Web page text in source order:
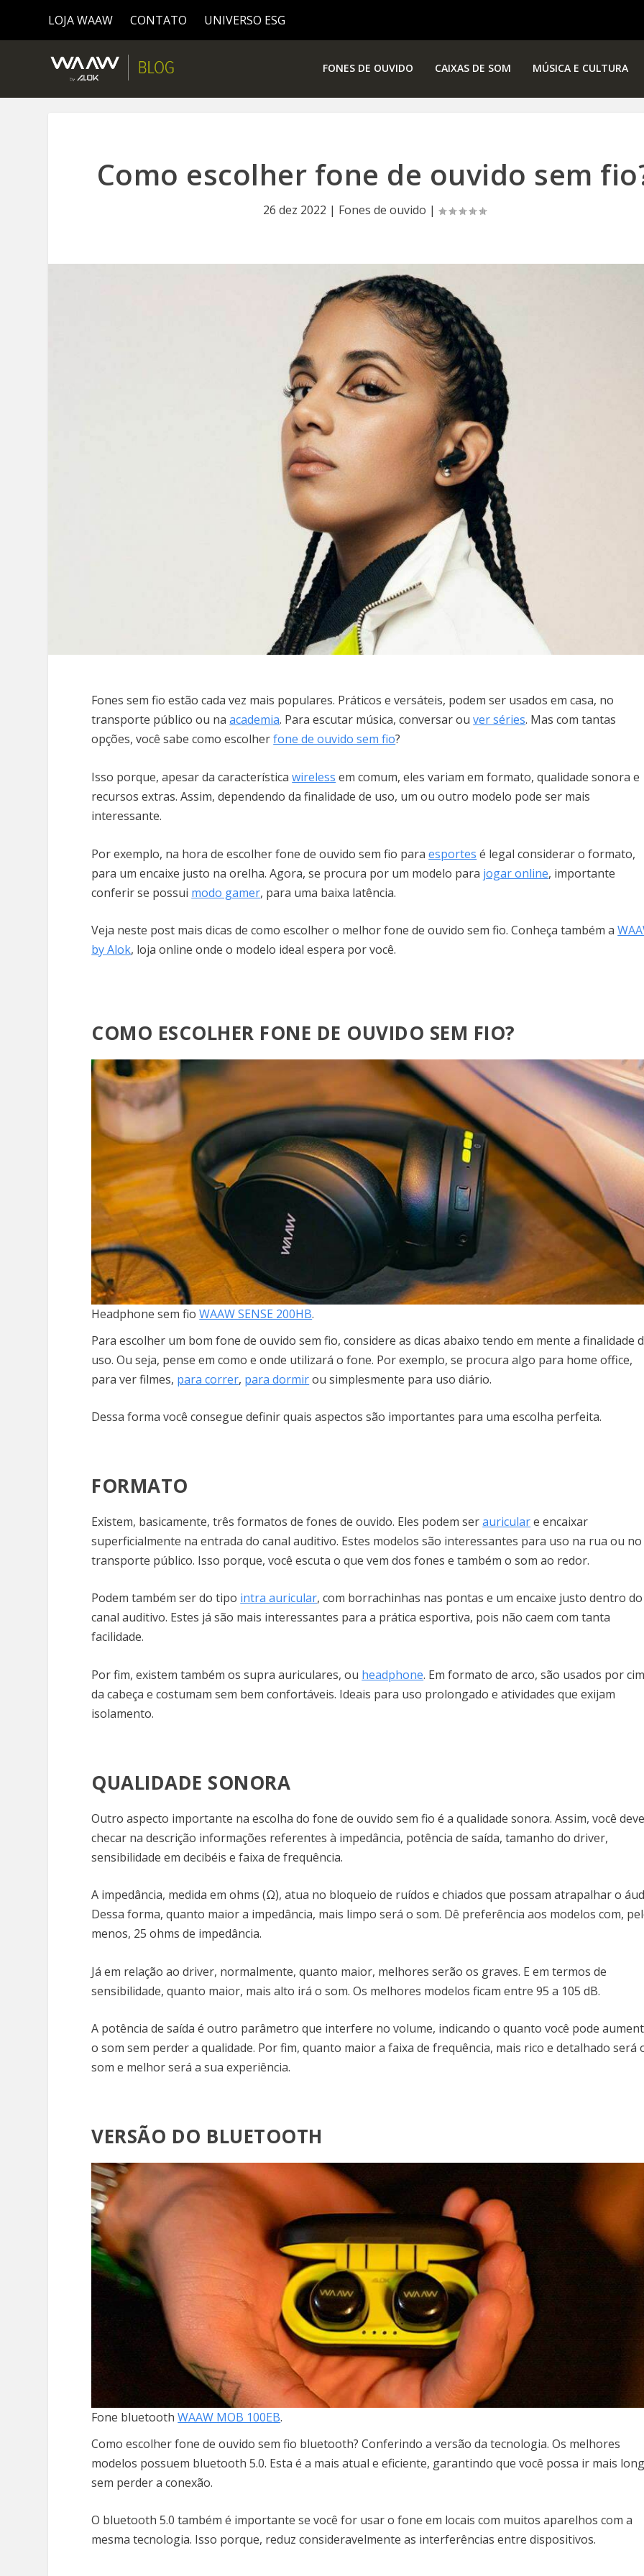
LOJA WAAW CONTATO UNIVERSO ESG
FONES DE OUVIDO CAIXAS DE SOM MÚSICA E CULTURA
Como escolher fone de ouvido sem
26 dez 2022 | Fones de ouvido |
Fones sem fio estão cada vez mais populares. Práticos e versáteis, podem ser usados em casa, no
transporte público ou naacademia. Para escutar música, conversar ouver séries. Mas com tantas
opções, você sabe como escolherfone de ouvido sem fio?
Isso porque, apesar da característicawireless em comum, eles variam em formato, qualidade sonora e
recursos extras. Assim, dependendo da finalidade de uso, um ou outro modelo pode ser mais
interessante.
Por exemplo, na hora de escolher fone de ouvido sem fio paraesportes é legal considerar o formato,
para um encaixe justo na orelha. Agora, se procura por um modelo para jogar online, importante
conferir se possui modo gamer, para uma baixa latência.
Veja neste post mais dicas de como escolher o melhor fone de ouvido sem fio. Conheça também a
by Alok, loja online onde o modelo ideal espera por você.
COMO ESCOLHER FONE DE OUVIDO SEM FIO?
Headphone sem fioWAAW SENSE 200HB.
Para escolher um bom fone de ouvido sem fio, considere as dicas abaixo tendo em mente a finalidade
uso. Ou seja, pense em como e onde utilizará o fone. Por exemplo, se procura algo para home office,
para ver filmes, para correr, para dormirou simplesmente para uso diário.
Dessa forma você consegue definir quais aspectos são importantes para uma escolha perfeita.
FORMATO
Existem, basicamente, três formatos de fones de ouvido. Eles podem serauriculare encaixar
superficialmente na entrada do canal auditivo. Estes modelos são interessantes para uso na rua ou no
transporte público. Isso porque, você escuta o que vem dos fones e também o som ao redor.
Podem também ser do tipo intra auricular, com borrachinhas nas pontas e um encaixe justo dentro do
canal auditivo. Estes já são mais interessantes para a prática esportiva, pois não caem com tanta
facilidade.
Por fim, existem também os supra auriculares, ou headphone. Em formato de arco, são usados por
da cabeça e costumam sem bem confortáveis. Ideais para uso prolongado e atividades que exijam
isolamento.
QUALIDADE SONORA
Outro aspecto importante na escolha do fone de ouvido sem fio é a qualidade sonora. Assim, você
checar na descrição informações referentes à impedância, potência de saída, tamanho do driver,
sensibilidade em decibéis e faixa de frequência.
A impedância, medida em ohms (Ω), atua no bloqueio de ruídos e chiados que possam atrapalhar o
Dessa forma, quanto maior a impedância, mais limpo será o som. Dê preferência aos modelos com,
menos, 25 ohms de impedância.
Já em relação ao driver, normalmente, quanto maior, melhores serão os graves. E em termos de
sensibilidade, quanto maior, mais alto irá o som. Os melhores modelos ficam entre 95 a 105 dB.
A potência de saída é outro parâmetro que interfere no volume, indicando o quanto você pode
o som sem perder a qualidade. Por fim, quanto maior a faixa de frequência, mais rico e detalhado será
som e melhor será a sua experiência.
VERSÃO DO BLUETOOTH
Fone bluetoothWAAW MOB 100EB.
Como escolher fone de ouvido sem fio bluetooth? Conferindo a versão da tecnologia. Os melhores
modelos possuem bluetooth 5.0. Esta é a mais atual e eficiente, garantindo que você possa ir mais
sem perder a conexão.
O bluetooth 5.0 também é importante se você for usar o fone em locais com muitos aparelhos com a
mesma tecnologia. Isso porque, reduz consideravelmente as interferências entre dispositivos.